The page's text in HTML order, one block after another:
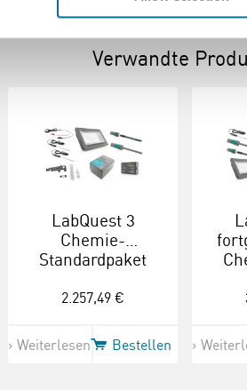
Verwandte
LabQuest 3
Chemie-
Standardpaket
2.257,49 €
Weiterlesen Bestellen